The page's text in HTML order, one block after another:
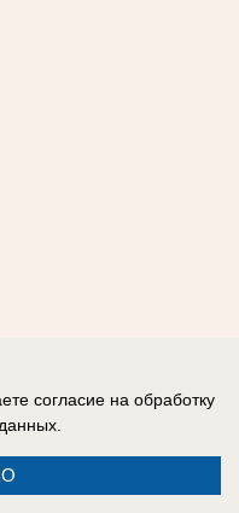
согласие на обработку